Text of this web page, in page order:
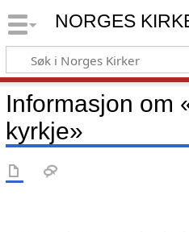
NORGES
Informasjon om
kyrkje»